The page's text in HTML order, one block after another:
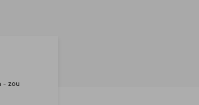
- zou